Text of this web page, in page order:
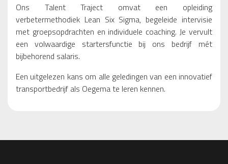
Ons Talent Traject omvat een opleiding
verbetermethodiek Lean Six Sigma, begeleide intervisie
met groepsopdrachten en individuele coaching. Je vervult
een volwaardige startersfunctie bij ons bedrijf mét
bijbehorend salaris.
Een uitgelezen kans om alle geledingen van een innovatief
transportbedrijf als Oegema te leren kennen.